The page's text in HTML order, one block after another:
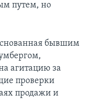
путем, но
бывшим
агитацию за
проверки
продажи и